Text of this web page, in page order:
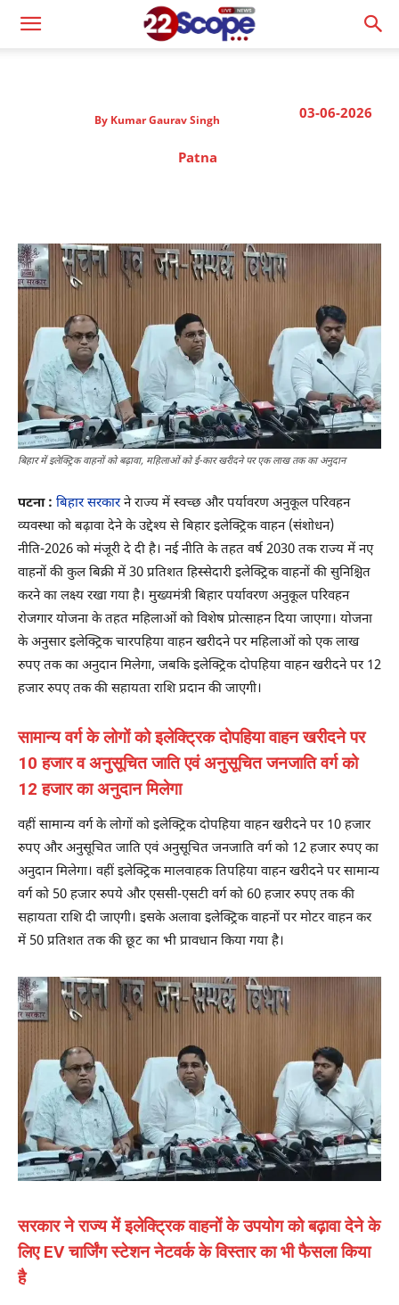
03-06-2026
By Kumar Gaurav Singh
Patna
बिहार में इलेक्ट्रिक वाहनों को बढ़ावा, महिलाओं को ई-कार खरीदने पर एक लाख तक का अनुदान
पटना : बिहार सरकारने राज्य में स्वच्छ और पर्यावरण अनुकूल परिवहन
व्यवस्था को बढ़ावा देने के उद्देश्य से बिहार इलेक्ट्रिक वाहन (संशोधन)
नीति-2026 को मंजूरी दे दी है। नई नीति के तहत वर्ष 2030 तक राज्य में नए
वाहनों की कुल बिक्री में 30 प्रतिशत हिस्सेदारी इलेक्ट्रिक वाहनों की सुनिश्चित
करने का लक्ष्य रखा गया है। मुख्यमंत्री बिहार पर्यावरण अनुकूल परिवहन
रोजगार योजना के तहत महिलाओं को विशेष प्रोत्साहन दिया जाएगा। योजना
के अनुसार इलेक्ट्रिक चारपहिया वाहन खरीदने पर महिलाओं को एक लाख
रुपए तक का अनुदान मिलेगा, जबकि इलेक्ट्रिक दोपहिया वाहन खरीदने पर 12
हजार रुपए तक की सहायता राशि प्रदान की जाएगी।
सामान्य वर्ग के लोगों को इलेक्ट्रिक दोपहिया वाहन खरीदने पर
10 हजार व अनुसूचित जाति एवं अनुसूचित जनजाति वर्ग को
12 हजार का अनुदान मिलेगा
वहीं सामान्य वर्ग के लोगों को इलेक्ट्रिक दोपहिया वाहन खरीदने पर 10 हजार
रुपए और अनुसूचित जाति एवं अनुसूचित जनजाति वर्ग को 12 हजार रुपए का
अनुदान मिलेगा। वहीं इलेक्ट्रिक मालवाहक तिपहिया वाहन खरीदने पर सामान्य
वर्ग को 50 हजार रुपये और एससी-एसटी वर्ग को 60 हजार रुपए तक की
सहायता राशि दी जाएगी। इसके अलावा इलेक्ट्रिक वाहनों पर मोटर वाहन कर
में 50 प्रतिशत तक की छूट का भी प्रावधान किया गया है।
सरकार ने राज्य में इलेक्ट्रिक वाहनों के उपयोग को बढ़ावा देने के
लिए EV चार्जिंग स्टेशन नेटवर्क के विस्तार का भी फैसला किया
है